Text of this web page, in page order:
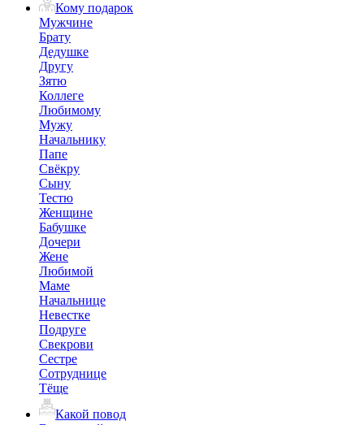
Кому подарок
Мужчине
Брату
Дедушке
Другу
Зятю
Коллеге
Любимому
Мужу
Начальнику
Папе
Свёкру
Сыну
Тестю
Женщине
Бабушке
Дочери
Жене
Любимой
Маме
Начальнице
Невестке
Подруге
Свекрови
Сестре
Сотруднице
Тёще
Какой повод